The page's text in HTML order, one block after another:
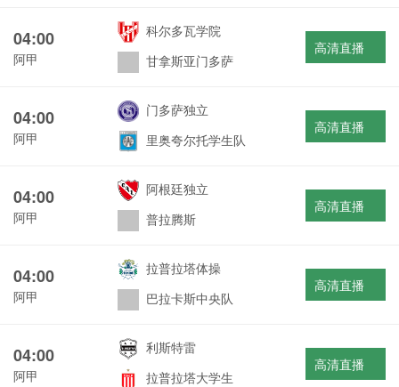
04:00
阿甲
科尔多瓦学院
甘拿斯亚门多萨
高清直播
04:00
阿甲
门多萨独立
里奥夸尔托学生队
高清直播
04:00
阿甲
阿根廷独立
普拉腾斯
高清直播
04:00
阿甲
拉普拉塔体操
巴拉卡斯中央队
高清直播
04:00
阿甲
利斯特雷
拉普拉塔大学生
高清直播